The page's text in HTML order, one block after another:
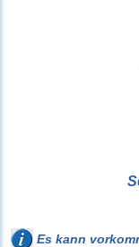
Es kann